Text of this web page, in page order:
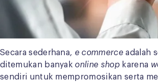
Secara sederhana, e commerceadalah
ditemukan banyakonline shop karena
sendiri untuk mempromosikan serta